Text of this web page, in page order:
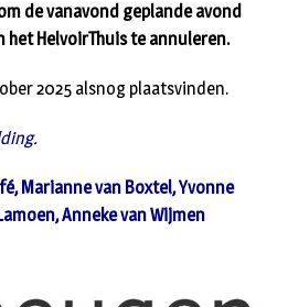
de vanavond geplande avond
het HelvoirThuis te annuleren.
2025 alsnog plaatsvinden.
Marianne van Boxtel, Yvonne
Anneke van Wijmen